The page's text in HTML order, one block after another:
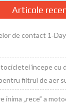
Articole
de contact
începe cu
filtrul de aer
inima „rece” a